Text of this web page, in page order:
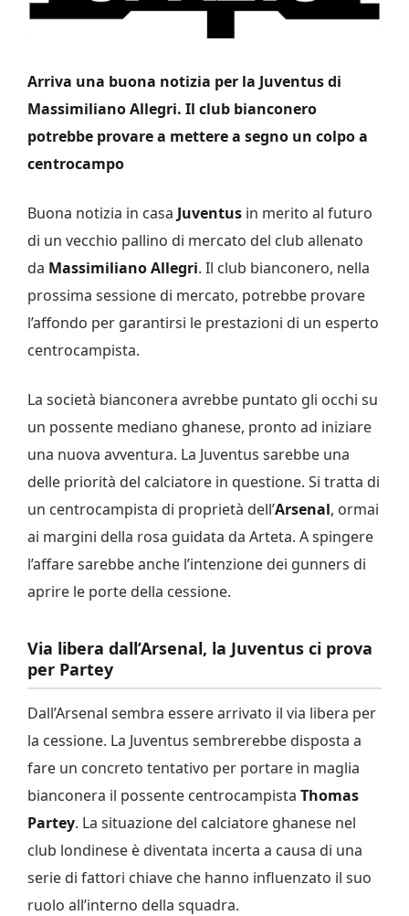
Arriva una buona notizia per la Juventus di
Massimiliano Allegri. Il club bianconero
potrebbe provare a mettere a segno un colpo a
centrocampo
Buona notizia in casa Juventus in merito al futuro
di un vecchio pallino di mercato del club allenato
da Massimiliano Allegri. Il club bianconero, nella
prossima sessione di mercato, potrebbe provare
l’affondo per garantirsi le prestazioni di un esperto
centrocampista.
La società bianconera avrebbe puntato gli occhi su
un possente mediano ghanese, pronto ad iniziare
una nuova avventura. La Juventus sarebbe una
delle priorità del calciatore in questione. Si tratta di
un centrocampista di proprietà dell’Arsenal, ormai
ai margini della rosa guidata da Arteta. A spingere
l’affare sarebbe anche l’intenzione dei gunners di
aprire le porte della cessione.
Via libera dall’Arsenal, la Juventus ci prova
per Partey
Dall’Arsenal sembra essere arrivato il via libera per
la cessione. La Juventus sembrerebbe disposta a
fare un concreto tentativo per portare in maglia
bianconera il possente centrocampista Thomas
Partey. La situazione del calciatore ghanese nel
club londinese è diventata incerta a causa di una
serie di fattori chiave che hanno influenzato il suo
ruolo all’interno della squadra.